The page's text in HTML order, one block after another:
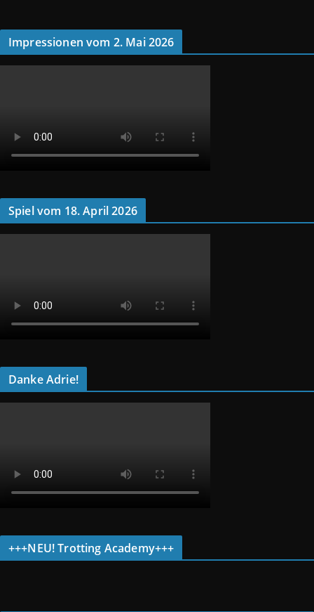
Impressionen vom 2. Mai 2026
Spiel vom 18. April 2026
Danke Adrie!
+++NEU! Trotting Academy+++